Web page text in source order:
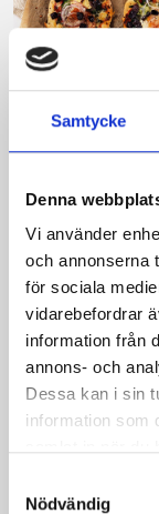
Samtycke
Denna
Vi använder
och annonserna
för sociala
vidarebefordrar
information från
annons- och
Dessa kan i sin
information som
Nödvändig
Pizza med